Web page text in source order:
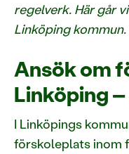
regelverk. Här går
Linköping kommun.
Ansök om
Linköping
I Linköpings
förskoleplats inom